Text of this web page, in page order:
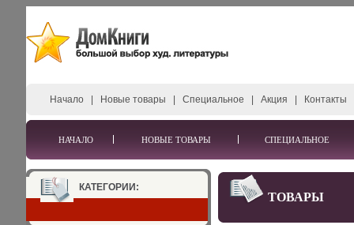
Начало Новые товары Специальное Акция Контакты
НАЧАЛО НОВЫЕ ТОВАРЫ СПЕЦИАЛЬНОЕ
КАТЕГОРИИ:
ТОВАРЫ